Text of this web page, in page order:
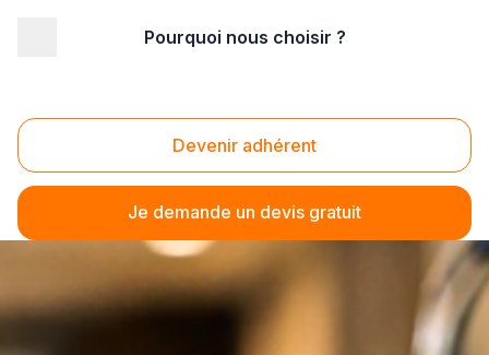
Pourquoi nous choisir ?
Devenir adhérent
Je demande un devis gratuit